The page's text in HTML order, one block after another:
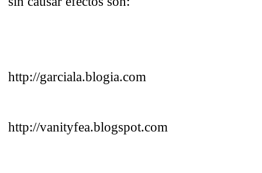
http://garciala.blogia.com
http://vanityfea.blogspot.com